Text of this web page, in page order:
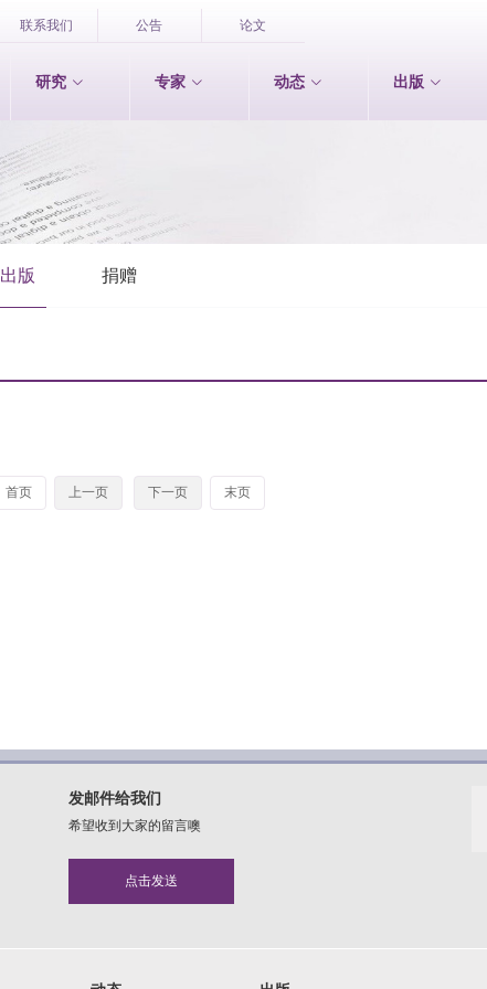
联系我们 公告 论文
研究 专家 动态 出版
出版 捐赠
首页 上一页 下一页 末页
发邮件给我们
希望收到大家的留言噢
点击发送